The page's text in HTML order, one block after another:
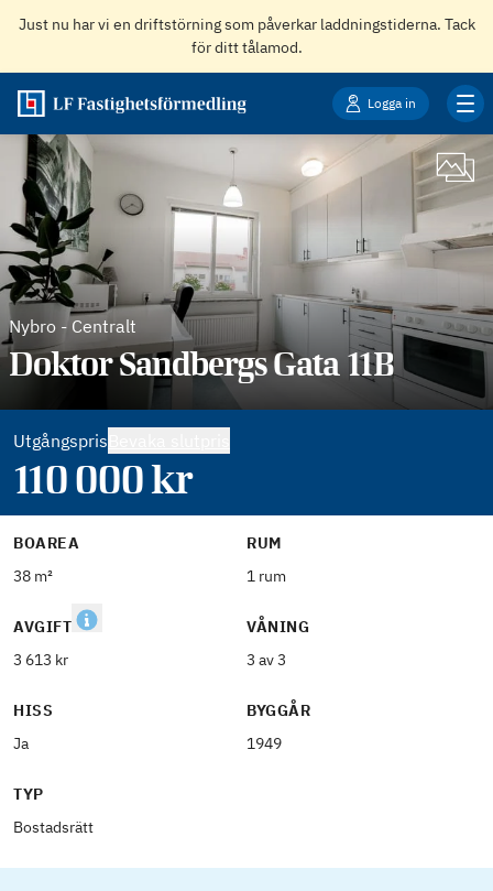
Just nu har vi en driftstörning som påverkar laddningstiderna. Tack
för ditt tålamod.
Logga in
Nybro - Centralt
Doktor Sandbergs Gata 11B
Utgångspris
110 000kr
BOAREA
38 m²
RUM
1 rum
AVGIFT
3 613 kr
VÅNING
3 av 3
HISS
Ja
BYGGÅR
1949
TYP
Bostadsrätt